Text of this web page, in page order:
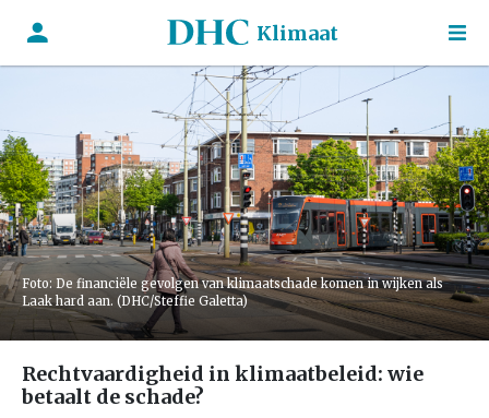
Klimaat
Foto: De financiële gevolgen van klimaatschade komen in wijken als
Laak hard aan. (DHC/Steffie Galetta)
Rechtvaardigheid in klimaatbeleid: wie
betaalt de schade?